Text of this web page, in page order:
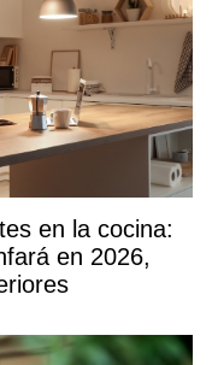
en la cocina:
en 2026,